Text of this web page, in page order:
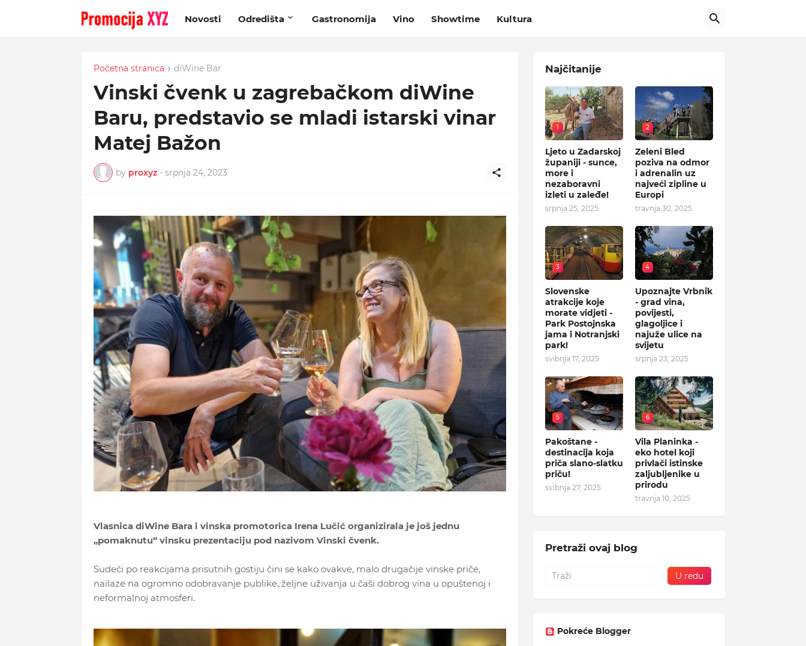
Novosti Odredišta Gastronomija Vino Showtime Kultura
Početna stranica diWine Bar
Vinski čvenk u zagrebačkom diWine
Baru, predstavio se mladi istarski vinar
Matej Bažon
by proxyz - srpnja 24, 2023
Vlasnica diWine Bara i vinska promotorica Irena Lučić organizirala je još jednu
„pomaknutu“ vinsku prezentaciju pod nazivom Vinski čvenk.
Sudeći po reakcijama prisutnih gostiju čini se kako ovakve, malo drugačije vinske priče,
nailaze na ogromno odobravanje publike, željne uživanja u čaši dobrog vina u opuštenoj i
neformalnoj atmosferi.
Najčitanije
1
Ljeto u Zadarskoj
županiji - sunce,
more i
nezaboravni
izleti u zaleđe!
srpnja 25, 2025
2
Zeleni Bled
poziva na odmor
i adrenalin uz
najveći zipline u
Europi
travnja 30, 2025
3
Slovenske
atrakcije koje
morate vidjeti -
Park Postojnska
jama i Notranjski
park!
svibnja 17, 2025
4
Upoznajte Vrbnik
- grad vina,
povijesti,
glagoljice i
najuže ulice na
svijetu
srpnja 23, 2025
5
Pakoštane -
destinacija koja
priča slano-slatku
priču!
svibnja 27, 2025
6
Vila Planinka -
eko hotel koji
privlači istinske
zaljubljenike u
prirodu
travnja 10, 2025
Pretraži ovaj blog
Pokreće Blogger